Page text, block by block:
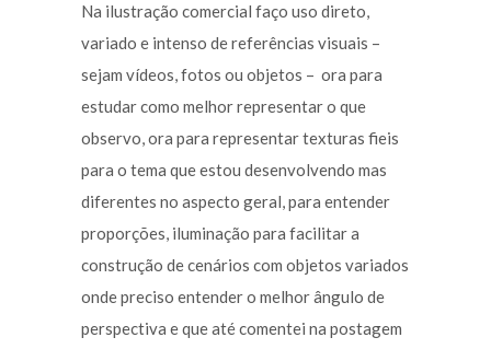
Na ilustração comercial faço uso direto,
variado e intenso de referências visuais –
sejam vídeos, fotos ou objetos – ora para
estudar como melhor representar o que
observo, ora para representar texturas fieis
para o tema que estou desenvolvendo mas
diferentes no aspecto geral, para entender
proporções, iluminação para facilitar a
construção de cenários com objetos variados
onde preciso entender o melhor ângulo de
perspectiva e que até comentei na postagem